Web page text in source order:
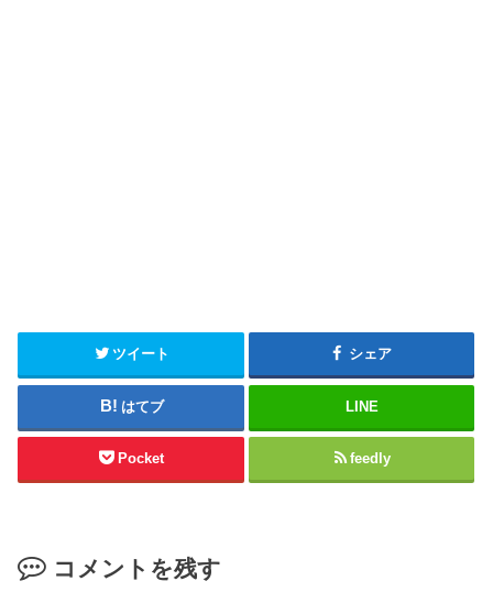
ツイート シェア
はてブ LINE
Pocket feedly
コメントを残す